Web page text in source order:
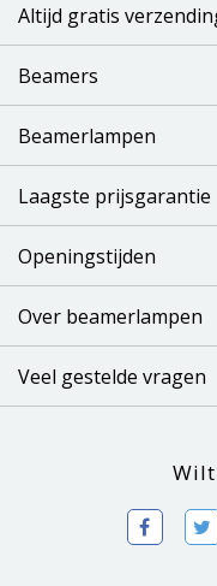
Altijd gratis
Beamers
Beamerlampen
Laagste prijsgarantie
Openingstijden
Over beamerlampen
Veel gestelde vragen
Wilt